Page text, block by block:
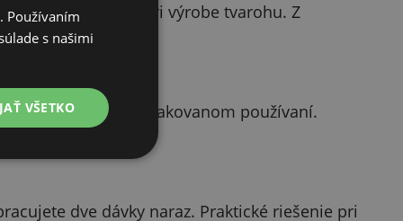
zvýši výťažnosť pri výrobe tvarohu. Z
a odolnosť pri opakovanom používaní.
dve dávky naraz. Praktické riešenie pri
Používaním
s našimi
VŠETKO